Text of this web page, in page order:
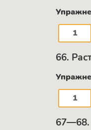
1
66.
1
67—68.